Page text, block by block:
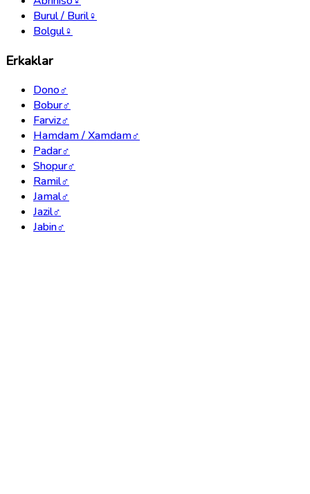
Burul / Buril♀
Bolgul♀
Erkaklar
Dono♂
Bobur♂
Farviz♂
Hamdam / Xamdam♂
Padar♂
Shopur♂
Ramil♂
Jamal♂
Jazil♂
Jabin♂